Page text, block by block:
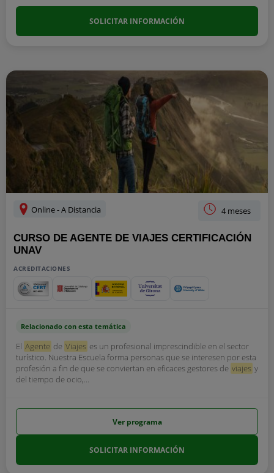
SOLICITAR INFORMACIÓN
Online - A Distancia 4 meses
CURSO DE AGENTE DE VIAJES CERTIFICACIÓN
UNAV
ACREDITACIONES
Relacionado con esta temática
El Agente de Viajes es un profesional imprescindible en el sector
turístico. Nuestra Escuela forma personas que se interesen por esta
profesión a fin de que se conviertan en eficaces gestores de viajes y
del tiempo de ocio,...
Ver programa
SOLICITAR INFORMACIÓN